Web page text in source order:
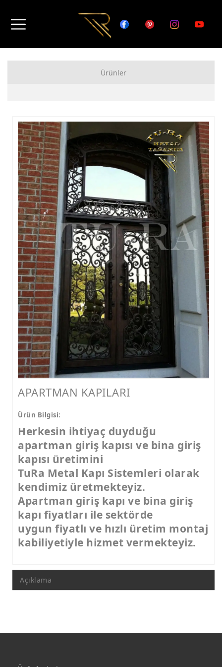
Ürünler
FERFORJE GARAJ KAPISI MODELLERİ
FERFORJE DUVAR ÜSTÜ KORKULUK MODELLERİ
FERFORJE BALKON KORKULUK MODELLERİ
FERFORJE MERDİVEN KORKULUK MODELLERİ
DEMİR MERDİVEN MODELLERİ
FERFORJE PERGOLA & FERFORJE SUNDURMA
FERFORJE ÇARDAK VE KAMELYA MODELLERİ
FERFORJE PENCERE KORKULUK MODELLERİ
METAL RAF MODELLERİ
METAL SEHPA VE DRESUAR MODELLERİ
APARTMAN KAPILARI
Ürün Bilgisi:
Herkesin ihtiyaç duyduğu
apartman giriş kapısı ve bina giriş
kapısı üretimini
TuRa Metal Kapı Sistemleri olarak
kendimiz üretmekteyiz.
Apartman giriş kapı ve bina giriş
kapı fiyatları ile sektörde
uygun fiyatlı ve hızlı üretim montaj
kabiliyetiyle hizmet vermekteyiz.
Açıklama